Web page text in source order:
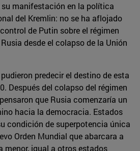
manifestación en la política
del Kremlin: no se ha aflojado
de Putin sobre el régimen
desde el colapso de la Unión
predecir el destino de esta
Después del colapso del régimen
que Rusia comenzaría un
hacia la democracia. Estados
condición de superpotencia única
Orden Mundial que abarcara a
menor, igual a otros estados